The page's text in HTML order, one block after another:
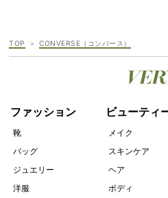
TOP CONVERSE（コンバース）
ファッション
靴
バッグ
ジュエリー
洋服
ビューティ
メイク
スキンケア
ヘア
ボディ